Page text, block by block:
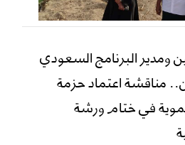
البرنامج السعودي
مناقشة اعتماد حزمة
في ختام ورشة